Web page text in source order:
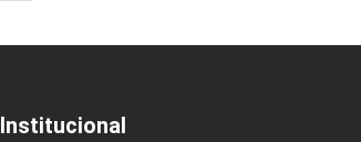
Institucional